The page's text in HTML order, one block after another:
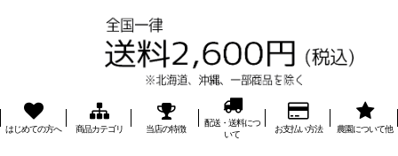
はじめての方へ 商品カテゴリ 当店の特徴
配送・送料につ
いて
お支払い方法 農園について他